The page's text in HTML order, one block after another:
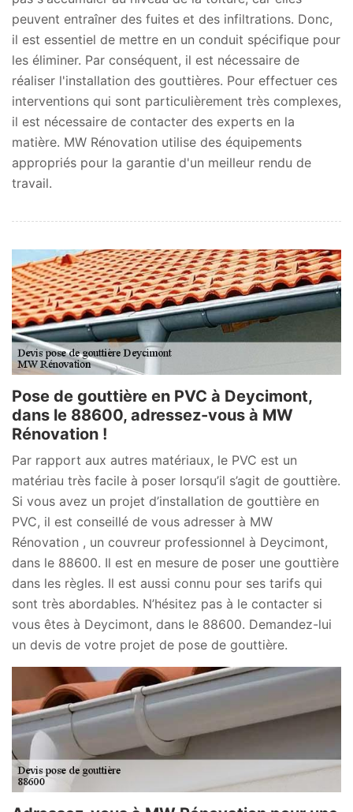
peuvent entraîner des fuites et des infiltrations. Donc,
il est essentiel de mettre en un conduit spécifique pour
les éliminer. Par conséquent, il est nécessaire de
réaliser l'installation des gouttières. Pour effectuer ces
interventions qui sont particulièrement très complexes,
il est nécessaire de contacter des experts en la
matière. MW Rénovation utilise des équipements
appropriés pour la garantie d'un meilleur rendu de
travail.
Pose de gouttière en PVC à Deycimont,
dans le 88600, adressez-vous à MW
Rénovation !
Par rapport aux autres matériaux, le PVC est un
matériau très facile à poser lorsqu’il s’agit de gouttière.
Si vous avez un projet d’installation de gouttière en
PVC, il est conseillé de vous adresser à MW
Rénovation , un couvreur professionnel à Deycimont,
dans le 88600. Il est en mesure de poser une gouttière
dans les règles. Il est aussi connu pour ses tarifs qui
sont très abordables. N’hésitez pas à le contacter si
vous êtes à Deycimont, dans le 88600. Demandez-lui
un devis de votre projet de pose de gouttière.